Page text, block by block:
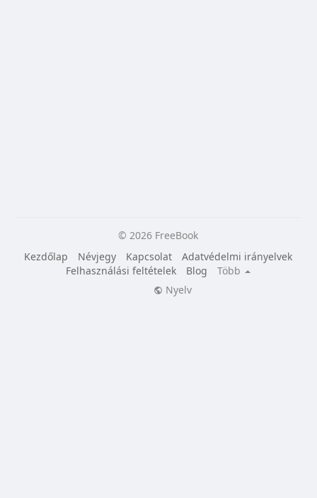
© 2026 FreeBook
Kezdőlap
Névjegy Kapcsolat
Adatvédelmi irányelvek
Felhasználási feltételek
Blog
Több
Nyelv